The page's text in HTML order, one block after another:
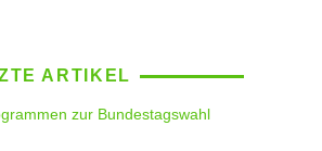
ARTIKEL
zur Bundestagswahl